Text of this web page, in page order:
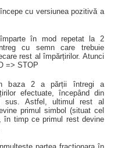
cu versiunea pozitivă a
în mod repetat la 2
cu semn care trebuie
rest al împărțirilor. Atunci
=> STOP
în baza 2 a părții întregi a
efectuate, începând din
Astfel, ultimul rest al
primul simbol (situat cel
în timp ce primul rest devine